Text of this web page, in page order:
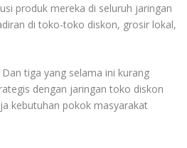
produk mereka di seluruh jaringan
di toko-toko diskon, grosir lokal,
tiga yang selama ini kurang
dengan jaringan toko diskon
kebutuhan pokok masyarakat